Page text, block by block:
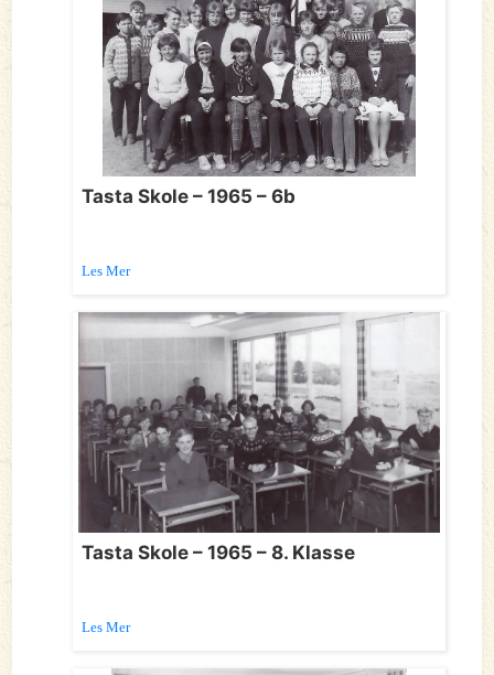
Tasta Skole – 1965 – 6b
Les Mer
Tasta Skole – 1965 – 8. Klasse
Les Mer